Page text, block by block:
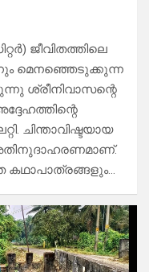
ജീവിതത്തിലെ
മെനഞ്ഞെടുക്കുന്ന
ശ്രീനിവാസന്റെ
ചിന്താവിഷ്ടയായ
കഥാപാത്രങ്ങളും…